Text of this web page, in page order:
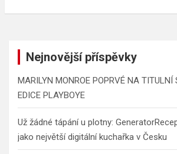
Nejnovější příspěvky
MARILYN MONROE POPRVÉ NA TITULNÍ
EDICE PLAYBOYE
Už žádné tápání u plotny:
jako největší digitální kuchařka v Česku